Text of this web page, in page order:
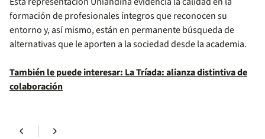
formación de profesionales íntegros que reconocen su
entorno y, así mismo, están en permanente búsqueda de
alternativas que le aporten a la sociedad desde la academia.
También le puede interesar: La Tríada: alianza distintiva de
colaboración
chevron_left chevron_right